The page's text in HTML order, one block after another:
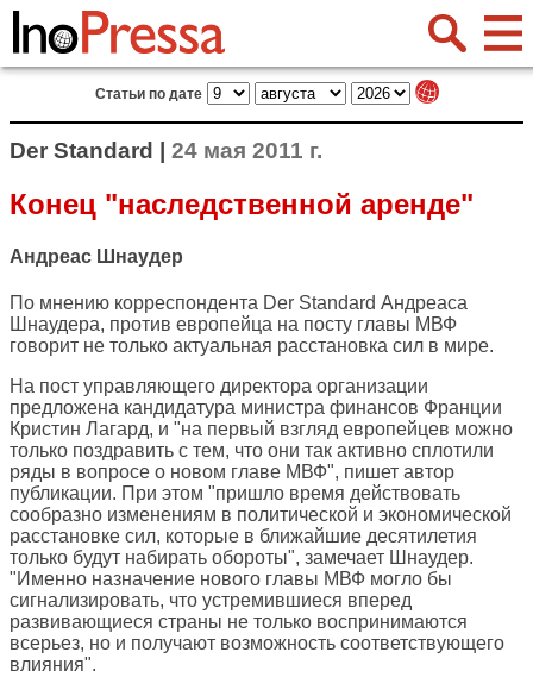
Статьи по дате
Der Standard | 24 мая 2011 г.
Конец "наследственной аренде"
Андреас Шнаудер
По мнению корреспондента Der Standard Андреаса
Шнаудера, против европейца на посту главы МВФ
говорит не только актуальная расстановка сил в мире.
На пост управляющего директора организации
предложена кандидатура министра финансов Франции
Кристин Лагард, и "на первый взгляд европейцев можно
только поздравить с тем, что они так активно сплотили
ряды в вопросе о новом главе МВФ", пишет автор
публикации. При этом "пришло время действовать
сообразно изменениям в политической и экономической
расстановке сил, которые в ближайшие десятилетия
только будут набирать обороты", замечает Шнаудер.
"Именно назначение нового главы МВФ могло бы
сигнализировать, что устремившиеся вперед
развивающиеся страны не только воспринимаются
всерьез, но и получают возможность соответствующего
влияния".